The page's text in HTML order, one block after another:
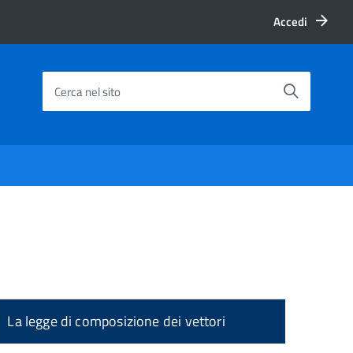
Accedi
Cerca nel sito
La legge di composizione dei vettori